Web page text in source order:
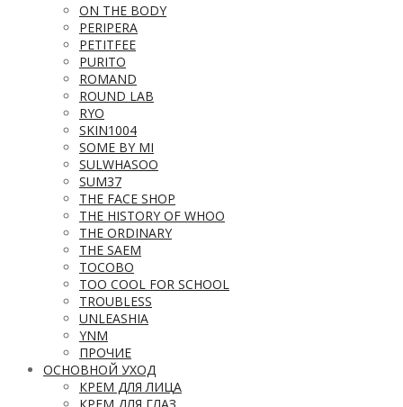
ON THE BODY
PERIPERA
PETITFEE
PURITO
ROMAND
ROUND LAB
RYO
SKIN1004
SOME BY MI
SULWHASOO
SUM37
THE FACE SHOP
THE HISTORY OF WHOO
THE ORDINARY
THE SAEM
TOCOBO
TOO COOL FOR SCHOOL
TROUBLESS
UNLEASHIA
YNM
ПРОЧИЕ
ОСНОВНОЙ УХОД
КРЕМ ДЛЯ ЛИЦА